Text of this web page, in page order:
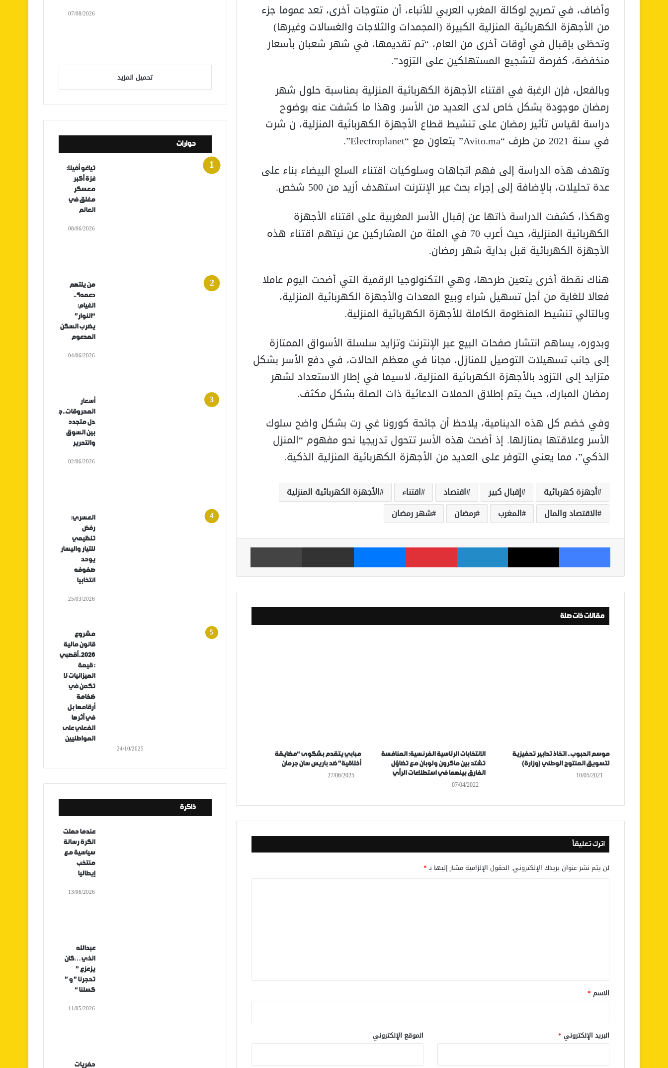
وأضاف، في تصريح لوكالة المغرب العربي للأنباء، أن منتوجات أخرى، تعد عموما جزء
من الأجهزة الكهربائية المنزلية الكبيرة (المجمدات والثلاجات والغسالات وغيرها)
وتحظى بإقبال في أوقات أخرى من العام، “تم تقديمها، في شهر شعبان بأسعار
منخفضة، كفرصة لتشجيع المستهلكين على التزود”.
وبالفعل، فإن الرغبة في اقتناء الأجهزة الكهربائية المنزلية بمناسبة حلول شهر
رمضان موجودة بشكل خاص لدى العديد من الأسر. وهذا ما كشفت عنه بوضوح
دراسة لقياس تأثير رمضان على تنشيط قطاع الأجهزة الكهربائية المنزلية، ن شرت
في سنة 2021 من طرف “Avito.ma” بتعاون مع “Electroplanet”.
وتهدف هذه الدراسة إلى فهم اتجاهات وسلوكيات اقتناء السلع البيضاء بناء على
عدة تحليلات، بالإضافة إلى إجراء بحث عبر الإنترنت استهدف أزيد من 500 شخص.
وهكذا، كشفت الدراسة ذاتها عن إقبال الأسر المغربية على اقتناء الأجهزة
الكهربائية المنزلية، حيث أعرب 70 في المئة من المشاركين عن نيتهم اقتناء هذه
الأجهزة الكهربائية قبل بداية شهر رمضان.
هناك نقطة أخرى يتعين طرحها، وهي التكنولوجيا الرقمية التي أضحت اليوم عاملا
فعالا للغاية من أجل تسهيل شراء وبيع المعدات والأجهزة الكهربائية المنزلية،
وبالتالي تنشيط المنظومة الكاملة للأجهزة الكهربائية المنزلية.
وبدوره، يساهم انتشار صفحات البيع عبر الإنترنت وتزايد سلسلة الأسواق الممتازة
إلى جانب تسهيلات التوصيل للمنازل، مجانا في معظم الحالات، في دفع الأسر بشكل
متزايد إلى التزود بالأجهزة الكهربائية المنزلية، لاسيما في إطار الاستعداد لشهر
رمضان المبارك، حيث يتم إطلاق الحملات الدعائية ذات الصلة بشكل مكثف.
وفي خضم كل هذه الدينامية، يلاحظ أن جائحة كورونا غي رت بشكل واضح سلوك
الأسر وعلاقتها بمنازلها. إذ أضحت هذه الأسر تتحول تدريجيا نحو مفهوم “المنزل
الذكي”، مما يعني التوفر على العديد من الأجهزة الكهربائية المنزلية الذكية.
أجهزة كهربائية إقبال كبير اقتصاد اقتناء
الأجهزة الكهربائية المنزلية
الاقتصاد والمال
المغرب رمضان شهر رمضان
فيسبوك ‫X لينكدإن بينتيريست ماسنجر مشاركة عبر البريد
مقالات ذات صلة
موسم الحبوب.. اتخاذ تدابير تحفيزية
لتسويق المنتوج الوطني (وزارة)
10/05/2021
الانتخابات الرئاسية الفرنسية: المنافسة
تشتد بين ماكرون ولوبان مع تضاؤل
الفارق بينهما في استطلاعات الرأي
07/04/2022
مبابي يتقدم بشكوى “مضايقة
أخلاقية” ضد باريس سان جرمان
27/06/2025
اترك تعليقاً
لن يتم نشر عنوان بريدك الإلكتروني. الحقول الإلزامية مشار إليها بـ*
*
الاسم *
البريد الإلكتروني * الموقع الإلكتروني
07/08/2026
تحميل المزيد
حوارات
تياغو أفيلا:
غزة أكبر
معسكر
مغلق في
العالم
08/06/2026
من يلتهم
دعمه؟..
الغيام:
“النوار”
يضرب السكن
المدعوم
04/06/2026
أسعار
المحروقات..ج
دل متجدد
بين السوق
والتحرير
02/06/2026
العسري:
رفض
تنظيمي
للتيار واليسار
يوحد
صفوفه
انتخابيا
25/03/2026
مشروع
قانون مالية
2026..أقصبي
: قيمة
الميزانيات لا
تكمن في
ضخامة
أرقامها بل
في أثرها
الفعلي على
المواطنيين
24/10/2025
ذاكرة
عندما حملت
الكرة رسالة
سياسية مع
منتخب
إيطاليا
13/06/2026
عبدالله
الذي…كان
يزعزع ”
تحجرنا ” و ”
كسلنا “
11/05/2026
حفريات